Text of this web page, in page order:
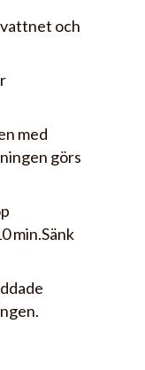
vattnet och
med
görs
min.Sänk